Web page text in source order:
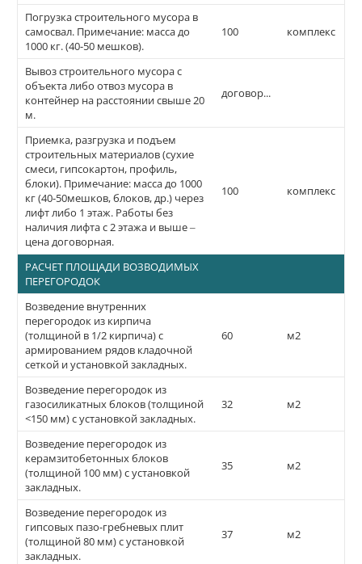
Погрузка строительного мусора в
самосвал. Примечание: масса до
1000 кг. (40-50 мешков).
100 комплекс
Вывоз строительного мусора с
объекта либо отвоз мусора в
контейнер на расстоянии свыше 20
м.
договорная
Приемка, разгрузка и подъем
строительных материалов (сухие
смеси, гипсокартон, профиль,
блоки). Примечание: масса до 1000
кг (40-50мешков, блоков, др.) через
лифт либо 1 этаж. Работы без
наличия лифта с 2 этажа и выше –
цена договорная.
100 комплекс
РАСЧЕТ ПЛОЩАДИ ВОЗВОДИМЫХ
ПЕРЕГОРОДОК
Возведение внутренних
перегородок из кирпича
(толщиной в 1/2 кирпича) с
армированием рядов кладочной
сеткой и установкой закладных.
60 м2
Возведение перегородок из
газосиликатных блоков (толщиной
<150 мм) с установкой закладных.
32 м2
Возведение перегородок из
керамзитобетонных блоков
(толщиной 100 мм) с установкой
закладных.
35 м2
Возведение перегородок из
гипсовых пазо-гребневых плит
(толщиной 80 мм) с установкой
закладных.
37 м2